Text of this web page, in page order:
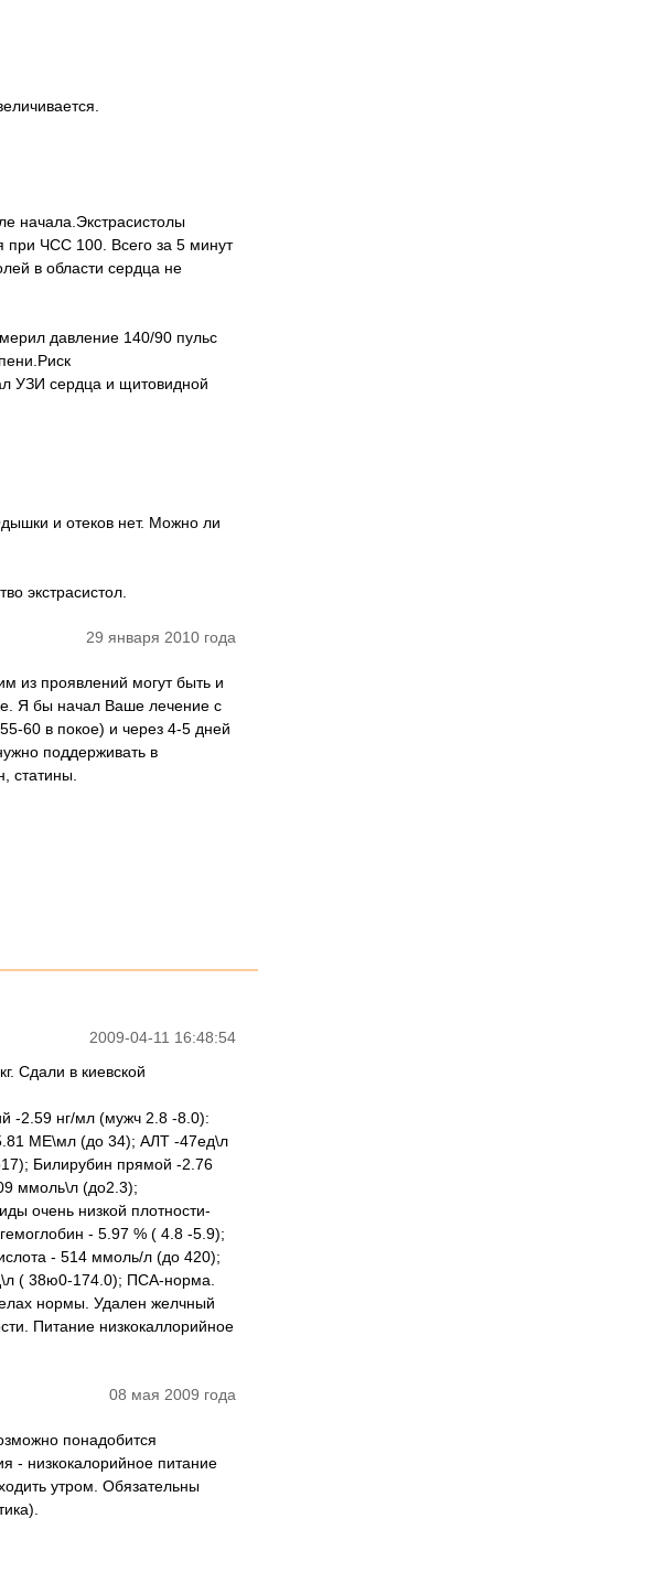
начала.Экстрасистолы
при ЧСС 100. Всего за 5 минут
в области сердца не
давление 140/90 пульс
УЗИ сердца и щитовидной
и отеков нет. Можно ли
экстрасистол.
29 января 2010 года
из проявлений могут быть и
Я бы начал Ваше лечение с
60 в покое) и через 4-5 дней
поддерживать в
статины.
2009-04-11 16:48:54
Сдали в киевской
-2.59 нг/мл (мужч 2.8 -8.0):
МЕ\мл (до 34); АЛТ -47ед\л
Билирубин прямой -2.76
ммоль\л (до2.3);
очень низкой плотности-
- 5.97 % ( 4.8 -5.9);
- 514 ммоль/л (до 420);
( 38ю0-174.0); ПСА-норма.
нормы. Удален желчный
Питание низкокаллорийное
08 мая 2009 года
понадобится
- низкокалорийное питание
утром. Обязательны